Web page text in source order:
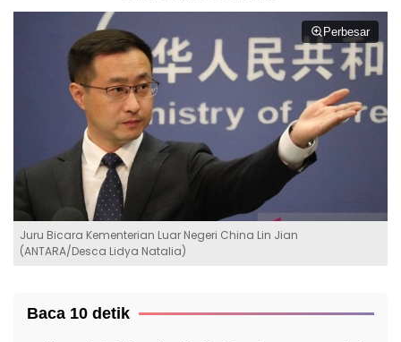
Perbesar
Juru Bicara Kementerian Luar Negeri China Lin Jian
(ANTARA/Desca Lidya Natalia)
Baca 10 detik